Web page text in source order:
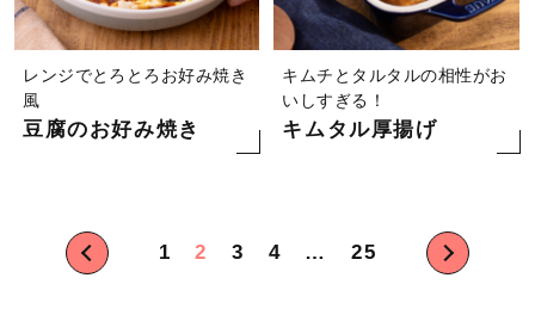
レンジでとろとろお好み焼き
風
豆腐のお好み焼き
キムチとタルタルの相性がお
いしすぎる！
キムタル厚揚げ
1 2 3 4 … 25